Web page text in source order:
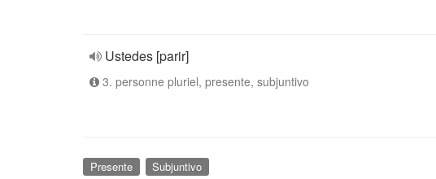
Ustedes [parir]
3. personne pluriel, presente, subjuntivo
Presente Subjuntivo